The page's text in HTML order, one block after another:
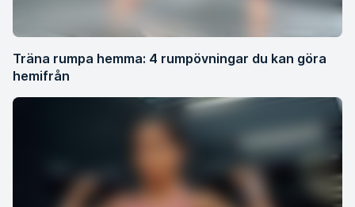
Träna rumpa hemma: 4 rumpövningar du kan göra
hemifrån